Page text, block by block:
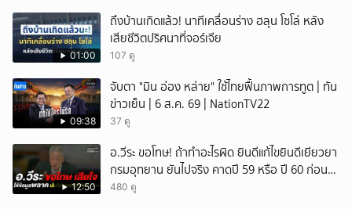
01:00
ถึงบ้านเกิดแล้ว! นาทีเคลื่อนร่าง ฮลุน โซโล่ หลัง
เสียชีวิตปริศนาที่จอร์เจีย
107 ดู
09:38
จับตา "มิน อ่อง หล่าย" ใช้ไทยฟื้นภาพการทูต | ทัน
ข่าวเย็น | 6 ส.ค. 69 | NationTV22
37 ดู
12:50
อ.วีระ ขอโทษ! ถ้าทำอะไรผิด ยินดีแก้ไขยินดีเยียวยา
กรมอุทยาน ยันไปจริง คาดปี 59 หรือ ปี 60 ก่อน
ปิดให้พัก
480 ดู